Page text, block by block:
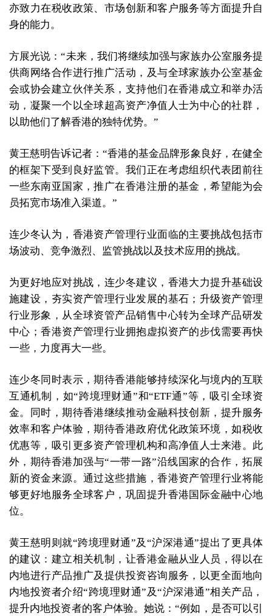
亦致力在税收政策、市场创新和客户服务等方面提升自
身的能力。
方展光说：“未来，我们将继续加强与家族办公室服务提
供商网络合作进行推广活动，及与全球家族办公室基金
会或协会建立伙伴关系，支持他们在香港成立和举办活
动，凝聚一个以全球超高资产净值人士为中心的社群，
以助他们了解香港的独特优势。”
黄王慈明告诉记者：“香港的基金品牌形象良好，在健全
的框架下受到良好监管。我们正在考虑组织代表团前往
一些东南亚国家，推广在香港注册的基金，希望能为会
员拓宽市场准入渠道。”
连少冬认为，香港资产管理行业面临的主要挑战包括市
场波动、竞争激烈、监管挑战以及技术应用的挑战。
为更好地应对挑战，连少冬建议，香港大力提升基础设
施建设，夯实资产管理行业发展的基石；升级资产管理
行业形象，从全球资管产品销售中心转为全球产品研发
中心；香港资产管理行业拥抱虚拟资产的步伐需要再快
一些，力度再大一些。
连少冬同时表示，期待香港能够持续深化与境内的互联
互通机制，如“跨境理财通”和“ETF通”等，吸引全球资
金。同时，期待香港继续推动金融科技创新，提升服务
效率和客户体验，期待香港政府优化政策环境，如税收
优惠等，吸引更多资产管理机构和高净值人士来港。此
外，期待香港加强与“一带一路”沿线国家的合作，拓展
新的资金来源。通过这些措施，香港资产管理行业将能
够更好地服务全球客户，巩固提升香港国际金融中心地
位。
黄王慈明则就“跨境理财通”及“沪深港通”提出了更具体
的建议：建立相关机制，让香港金融从业人员，得以在
内地进行产品推广及提供投资咨询服务，以更全面地向
内地投资者介绍“跨境理财通”及“沪深港通”相关产品，
提升内地投资者的客户体验。她说：“例如，是否可以引